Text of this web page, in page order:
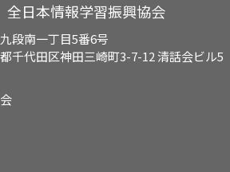
日本情報学習振興協会
段南一丁目5番6号
千代田区神田三崎町3-7-12 清話会ビル5